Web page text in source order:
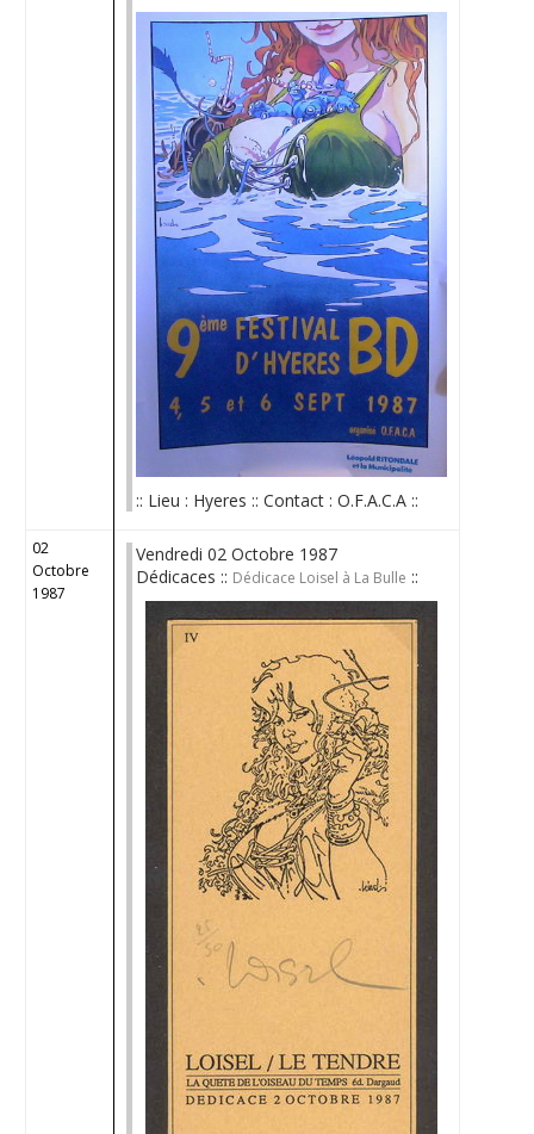
:: Lieu : Hyeres :: Contact : O.F.A.C.A ::
02
Octobre
1987
Vendredi 02 Octobre 1987
Dédicaces :: Dédicace Loisel à La Bulle ::